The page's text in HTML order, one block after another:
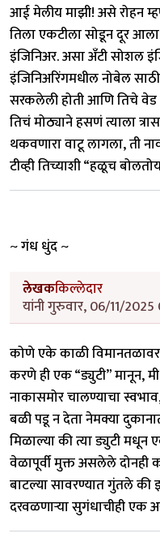
आई मेलीय माझी! असे रोहन
तिला एकटीला सोडून दूर
इंजिनिअर. असा अँटी सोशल
इंजिनिअरिंगमधील नोबेल
सरकलेली होती आणि तिचे वेड
तिचं मोठ्याने हसणं त्याला
थकवणारा वाटू लागला, ती
टीव्ही तिच्याशी “हळूच
~ गंध धुंद ~
लेखककिल्लेदार
यांनी गुरुवार, 06/11/
कोणे एके काळी विमानतळावर
करणे ही एक “ड्युटी” मानून,
नाकासमोर चालण्याचा
बळी पडू न देता नेमक्या
मिळाल्या की त्या ड्युटी मधून
वेळापूर्वी मुक्त असलेले
बाटल्या सावरण्यात गुंतले की
दरवळणाऱ्या सुगंधाचीही एक